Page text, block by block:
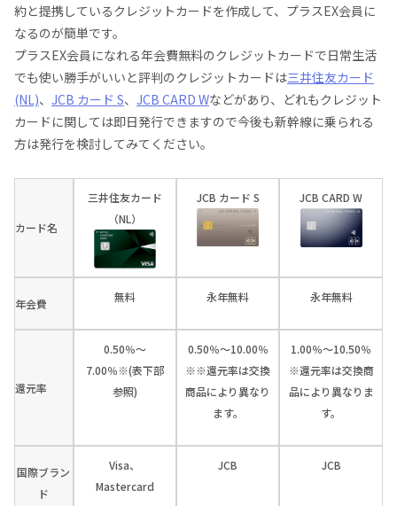
約と提携しているクレジットカードを作成して、プラスEX会員に
なるのが簡単です。
プラスEX会員になれる年会費無料のクレジットカードで日常生活
でも使い勝手がいいと評判のクレジットカードは三井住友カード
(NL)、 JCB カード S、 JCB CARD Wなどがあり、どれもクレジット
カードに関しては即日発行できますので今後も新幹線に乗られる
方は発行を検討してみてください。
カード名
三井住友カード
（NL）
JCB カード S JCB CARD W
年会費 無料 永年無料 永年無料
還元率
0.50％～
7.00％※(表下部
参照)
0.50％～10.00％
※※還元率は交換
商品により異なり
ます。
1.00％～10.50％
※還元率は交換商
品により異なりま
す。
国際ブラン
ド
Visa、
Mastercard
JCB JCB